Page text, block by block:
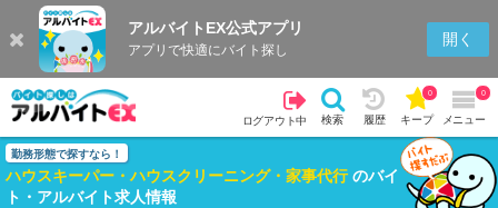
アルバイトEX公式アプリ
アプリで快適にバイト探し
開く
ログアウト中 検索 履歴 キープ
0
メニュー
0
勤務形態で探すなら！
ハウスキーパー・ハウスクリーニング・家事代行のバイ
ト・アルバイト求人情報